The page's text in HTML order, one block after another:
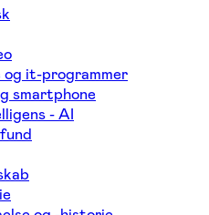
og it-programmer
smartphone
- AI